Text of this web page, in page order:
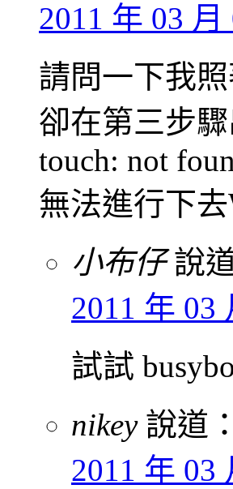
2011 年 03 月
請問一下我
卻在第三步
touch: not
無法進行下
小布仔 說
2011 年 03
試試
nikey 說道：
2011 年 03